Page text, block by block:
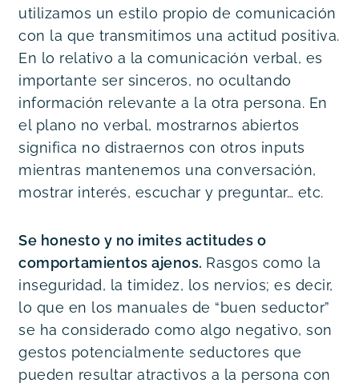
utilizamos un estilo propio de comunicación
con la que transmitimos una actitud positiva.
En lo relativo a la comunicación verbal, es
importante ser sinceros, no ocultando
información relevante a la otra persona. En
el plano no verbal, mostrarnos abiertos
significa no distraernos con otros inputs
mientras mantenemos una conversación,
mostrar interés, escuchar y preguntar… etc.
Se honesto y no imites actitudes o
comportamientos ajenos. Rasgos como la
inseguridad, la timidez, los nervios; es decir,
lo que en los manuales de “buen seductor”
se ha considerado como algo negativo, son
gestos potencialmente seductores que
pueden resultar atractivos a la persona con